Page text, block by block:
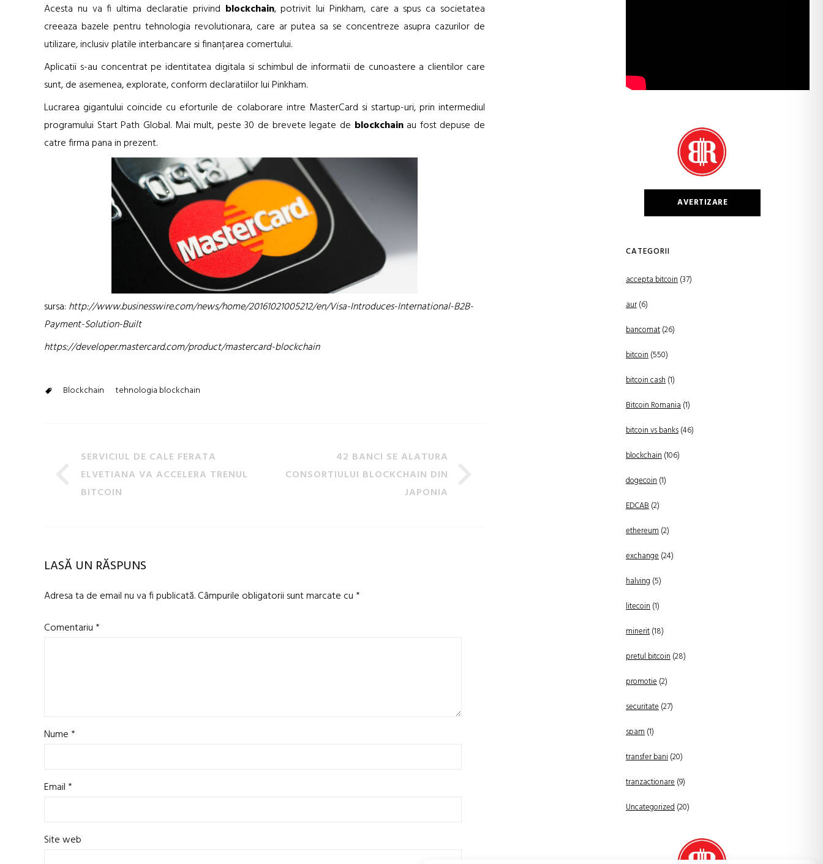
Acesta nu va fi ultima declaratie privind blockchain, potrivit lui Pinkham, care a spus ca societatea
creeaza bazele pentru tehnologia revolutionara, care ar putea sa se concentreze asupra cazurilor de
utilizare, inclusiv platile interbancare si finanțarea comertului.
Aplicatii s-au concentrat pe identitatea digitala si schimbul de informatii de cunoastere a clientilor care
sunt, de asemenea, explorate, conform declaratiilor lui Pinkham.
Lucrarea gigantului coincide cu eforturile de colaborare intre MasterCard si startup-uri, prin intermediul
programului Start Path Global. Mai mult, peste 30 de brevete legate de blockchainau fost depuse de
catre firma pana in prezent.
sursa: http://www.businesswire.com/news/home/20161021005212/en/Visa-Introduces-International-B2B-
Payment-Solution-Built
https://developer.mastercard.com/product/mastercard-blockchain
Blockchain tehnologia blockchain
SERVICIUL DE CALE FERATA
ELVETIANA VA ACCELERA TRENUL
BITCOIN
42 BANCI SE ALATURA
CONSORTIULUI BLOCKCHAIN DIN
JAPONIA
LASĂ UN RĂSPUNS
Adresa ta de email nu va fi publicată.Câmpurile obligatorii sunt marcate cu*
Comentariu*
Nume*
Email*
Site web
AVERTIZARE
CATEGORII
accepta bitcoin(37)
aur(6)
bancomat(26)
bitcoin(550)
bitcoin cash(1)
Bitcoin Romania(1)
bitcoin vs banks(46)
blockchain(106)
dogecoin(1)
EDCAB(2)
ethereum(2)
exchange(24)
halving (5)
litecoin(1)
minerit(18)
pretul bitcoin(28)
promotie(2)
securitate(27)
spam(1)
transfer bani(20)
tranzactionare(9)
Uncategorized(20)